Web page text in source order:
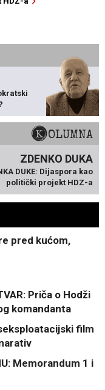
KOLUMNA
ZDENKO DUKA
DUKE: Dijaspora kao
politički projekt HDZ-a
pred kućom,
Priča o Hodži
komandanta
film
Memorandum 1 i